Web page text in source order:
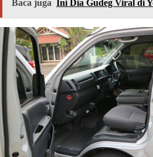
Baca juga Ini Dia Gudeg Viral di